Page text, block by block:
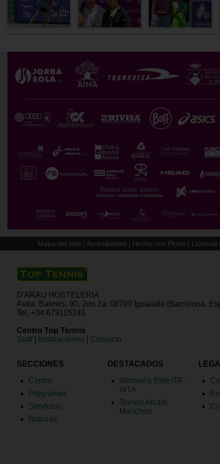
Mapa del sitio |Accesibilidad | Hecho con Plone | Licencia
D'ARAU HOSTELERIA
Avda. Balmes, 90, 2on 2a. 08700 Igualada (Barcelona,
Tel. +34 679115243
Centro Top Tennis
Staff
Instalaciones Contacto
SECCIONES
Centro
Programas
Servicios
Noticias
DESTACADOS
Women's Elite ITF-
WTA
Torneo Arcadi
Manchón